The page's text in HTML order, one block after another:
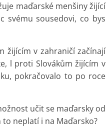
maďarské menšiny žijící
svému sousedovi, co bys
žijícím v zahraničí začínají
l proti Slovákům žijícím v
pokračovalo to po roce
učit se maďarsky od
neplatí i na Maďarsko?